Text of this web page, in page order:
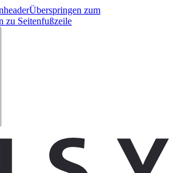
Überspringen zum
zu Seitenfußzeile